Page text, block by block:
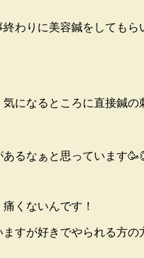
わりに美容鍼をしてもら
になるところに直接鍼
るなぁと思っています
くないんです！
すが好きでやられる方の